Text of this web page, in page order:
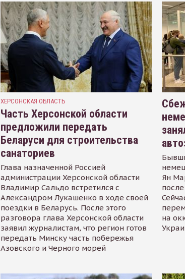
ХЕРСОНСКАЯ ОБЛАСТЬ
Часть Херсонской области
предложили передать
Беларуси для строительства
санаториев
Глава назначенной Россией
администрации Херсонской области
Владимир Сальдо встретился с
Александром Лукашенко в ходе своей
поездки в Беларусь. После этого
разговора глава Херсонской области
заявил журналистам, что регион готов
передать Минску часть побережья
Азовского и Черного морей
Ян
на